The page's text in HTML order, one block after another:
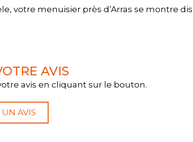
votre menuisier près d’Arras se montre
AVIS
avis en cliquant sur le bouton.
UN AVIS